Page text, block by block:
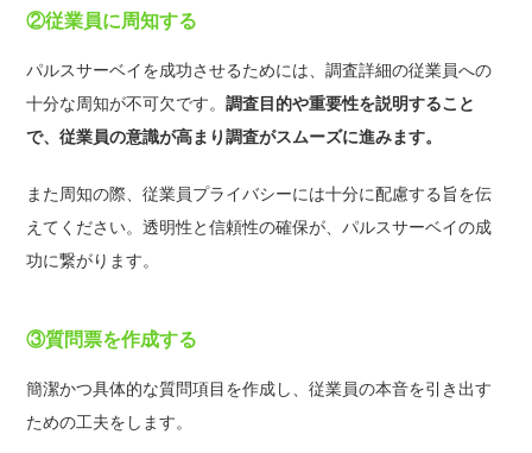
②従業員に周知する
パルスサーベイを成功させるためには、調査詳細の従業員への
十分な周知が不可欠です。調査目的や重要性を説明すること
で、従業員の意識が高まり調査がスムーズに進みます。
また周知の際、従業員プライバシーには十分に配慮する旨を伝
えてください。透明性と信頼性の確保が、パルスサーベイの成
功に繋がります。
③質問票を作成する
簡潔かつ具体的な質問項目を作成し、従業員の本音を引き出す
ための工夫をします。